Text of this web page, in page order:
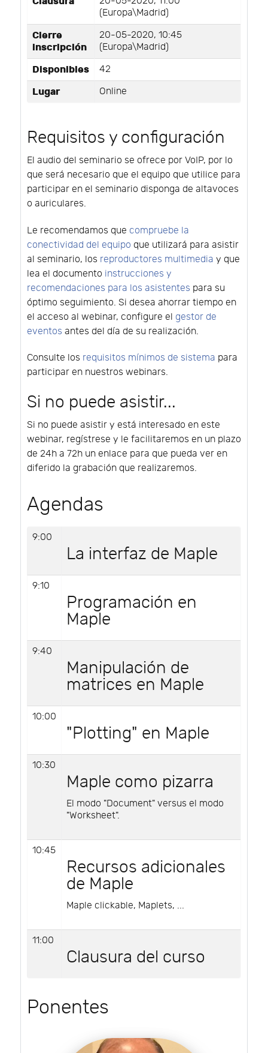
(Europa\Madrid)
Cierre
inscripción
20-05-2020, 10:45
(Europa\Madrid)
Disponibles 42
Lugar Online
Requisitos y configuración
El audio del seminario se ofrece por VoIP, por lo
que será necesario que el equipo que utilice para
participar en el seminario disponga de altavoces
o auriculares.
Le recomendamos que compruebe la
conectividad del equipo que utilizará para asistir
al seminario, los reproductores multimedia y que
lea el documento instrucciones y
recomendaciones para los asistentes para su
óptimo seguimiento. Si desea ahorrar tiempo en
el acceso al webinar, configure el gestor de
eventos antes del día de su realización.
Consulte los requisitos mínimos de sistema para
participar en nuestros webinars.
Si no puede asistir...
Si no puede asistir y está interesado en este
webinar, regístrese y le facilitaremos en un plazo
de 24h a 72h un enlace para que pueda ver en
diferido la grabación que realizaremos.
Agendas
9:00
La interfaz de Maple
9:10
Programación en
Maple
9:40
Manipulación de
matrices en Maple
10:00
"Plotting" en Maple
10:30
Maple como pizarra
El modo "Document" versus el modo
"Worksheet".
10:45
Recursos adicionales
de Maple
Maple clickable, Maplets, ...
11:00
Clausura del curso
Ponentes